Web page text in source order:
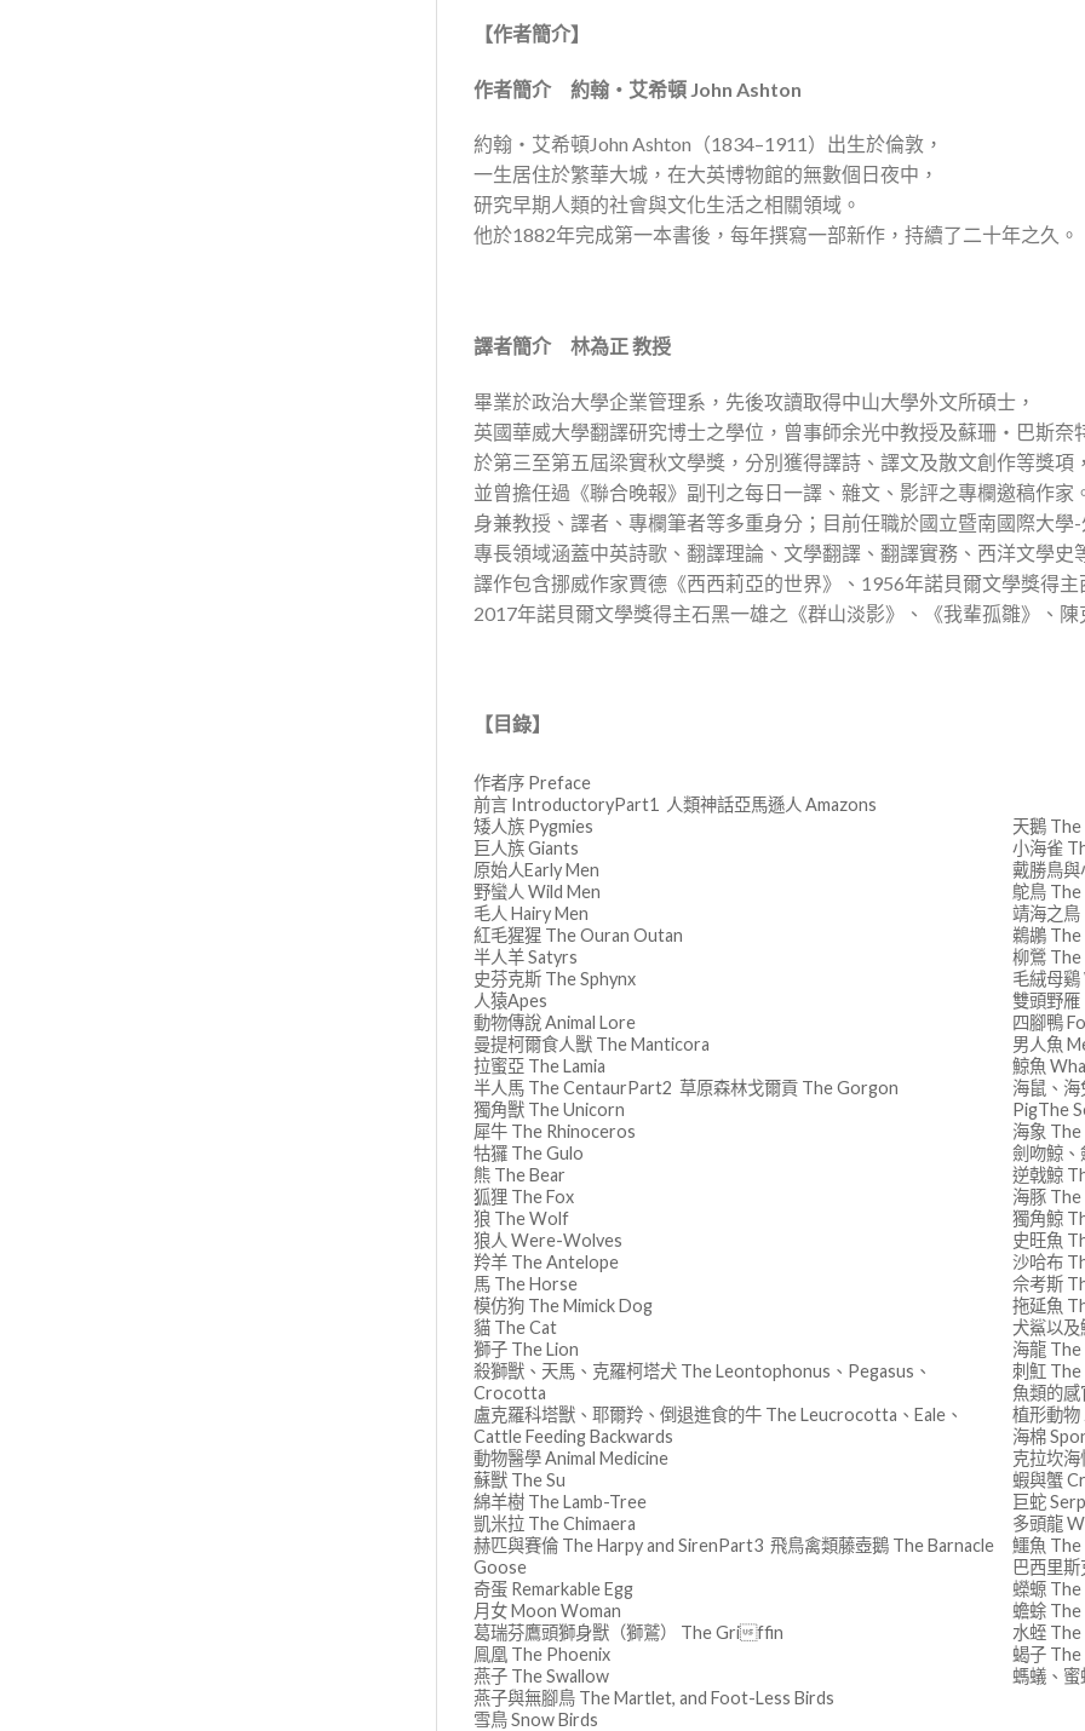
【作者簡介】
作者簡介 約翰・艾希頓 John Ashton
約翰・艾希頓John Ashton（1834–1911）出生於倫敦，
一生居住於繁華大城，在大英博物館的無數個日夜中，
研究早期人類的社會與文化生活之相關領域。
他於1882年完成第一本書後，每年撰寫一部新作，持續了二十年之久。
譯者簡介 林為正 教授
畢業於政治大學企業管理系，先後攻讀取得中山大學外文所碩士，
英國華威大學翻譯研究博士之學位，曾事師余光中教授及蘇珊‧巴斯奈
於第三至第五屆梁實秋文學獎，分別獲得譯詩、譯文及散文創作等獎項
並曾擔任過《聯合晚報》副刊之每日一譯、雜文、影評之專欄邀稿作家
身兼教授、譯者、專欄筆者等多重身分；目前任職於國立暨南國際大學
專長領域涵蓋中英詩歌、翻譯理論、文學翻譯、翻譯實務、西洋文學史
譯作包含挪威作家賈德《西西莉亞的世界》、1956年諾貝爾文學獎得
2017年諾貝爾文學獎得主石黑一雄之《群山淡影》、《我輩孤雛》、
【目錄】
作者序 Preface
前言 IntroductoryPart1 人類神話亞馬遜人 Amazons
矮人族 Pygmies
巨人族 Giants
原始人Early Men
野蠻人 Wild Men
毛人 Hairy Men
紅毛猩猩 The Ouran Outan
半人羊 Satyrs
史芬克斯 The Sphynx
人猿Apes
動物傳說 Animal Lore
曼提柯爾食人獸 The Manticora
拉蜜亞 The Lamia
半人馬 The CentaurPart2 草原森林戈爾貢 The Gorgon
獨角獸 The Unicorn
犀牛 The Rhinoceros
牯玀 The Gulo
熊 The Bear
狐狸 The Fox
狼 The Wolf
狼人 Were-Wolves
羚羊 The Antelope
馬 The Horse
模仿狗 The Mimick Dog
貓 The Cat
獅子 The Lion
殺獅獸、天馬、克羅柯塔犬 The Leontophonus、Pegasus、
Crocotta
盧克羅科塔獸、耶爾羚、倒退進食的牛 The Leucrocotta、Eale、
Cattle Feeding Backwards
動物醫學 Animal Medicine
蘇獸 The Su
綿羊樹 The Lamb-Tree
凱米拉 The Chimaera
赫匹與賽倫 The Harpy and SirenPart3 飛鳥禽類藤壺鵝 The Barnacle
Goose
奇蛋 Remarkable Egg
月女 Moon Woman
葛瑞芬鷹頭獅身獸（獅鷲） The Griffin
鳯凰 The Phoenix
燕子 The Swallow
燕子與無腳鳥 The Martlet, and Foot-Less Birds
雪鳥 Snow Birds
天鵝 The
小海雀
戴勝鳥
鴕鳥
靖海之鳥
鵜鶘
柳鶯
毛絨母
雙頭野
四腳鴨
男人魚
鯨魚
海鼠、
PigThe
海象
劍吻鯨、
逆戟鯨
海豚
獨角鯨
史旺魚
沙哈布
佘考斯
拖延魚
犬鯊以及
海龍
刺魟 The
魚類的
植形動
海棉
克拉坎
蝦與蟹
巨蛇
多頭龍
鱷魚
巴西里
蠑螈 The
蟾蜍 The
水蛭 The
蝎子
螞蟻、